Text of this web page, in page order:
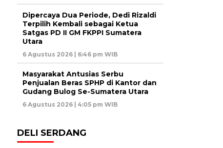
Dipercaya Dua Periode, Dedi Rizaldi
Terpilih Kembali sebagai Ketua
Satgas PD II GM FKPPI Sumatera
Utara
6 Agustus 2026 | 6:46 pm WIB
Masyarakat Antusias Serbu
Penjualan Beras SPHP di Kantor dan
Gudang Bulog Se-Sumatera Utara
6 Agustus 2026 | 4:05 pm WIB
DELI SERDANG